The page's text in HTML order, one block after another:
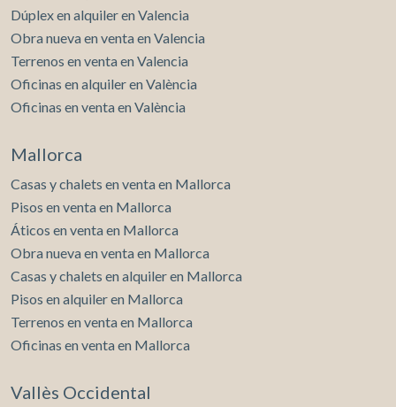
Dúplex en alquiler en Valencia
Obra nueva en venta en Valencia
Terrenos en venta en Valencia
Oficinas en alquiler en València
Oficinas en venta en València
Mallorca
Casas y chalets en venta en Mallorca
Pisos en venta en Mallorca
Áticos en venta en Mallorca
Obra nueva en venta en Mallorca
Casas y chalets en alquiler en Mallorca
Pisos en alquiler en Mallorca
Terrenos en venta en Mallorca
Oficinas en venta en Mallorca
Vallès Occidental